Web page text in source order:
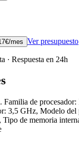
€/mes Ver presupuesto
· Respuesta en 24h
de procesador:
3,5 GHz, Modelo del
de memoria